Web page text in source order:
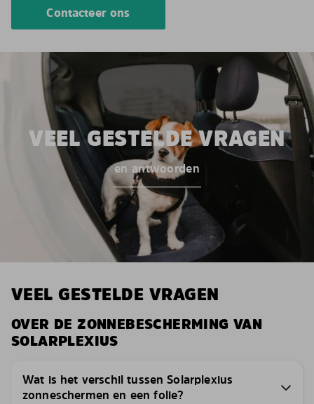
Contacteer ons
VEEL GESTELDE VRAGEN
en antwoorden
VEEL GESTELDE VRAGEN
OVER DE ZONNEBESCHERMING VAN
SOLARPLEXIUS
Wat is het verschil tussen Solarplexius
zonneschermen en een folie?